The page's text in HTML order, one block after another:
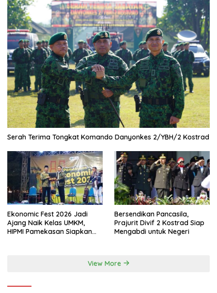
Serah Terima Tongkat Komando Danyonkes 2/YBH/2 Kostrad
Ekonomic Fest 2026 Jadi
Ajang Naik Kelas UMKM,
HIPMI Pamekasan Siapkan
Bersendikan Pancasila,
Prajurit Divif 2 Kostrad Siap
Mengabdi untuk Negeri
View More